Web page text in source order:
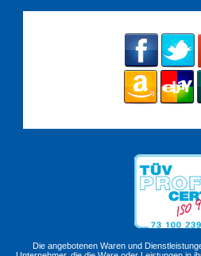
Die angebotenen Waren und